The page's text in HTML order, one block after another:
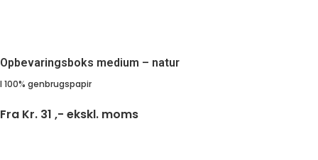
Opbevaringsboks medium – natur
I 100% genbrugspapir
Fra Kr. 31 ,- ekskl. moms